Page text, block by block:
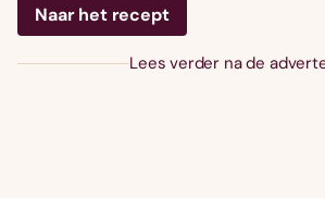
Naar het recept
Lees verder na de